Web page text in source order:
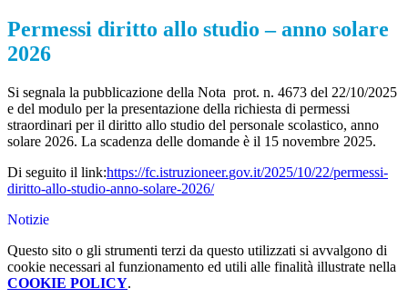
Permessi diritto allo studio – anno solare
2026
Si segnala la pubblicazione della Nota prot. n. 4673 del 22/10/2025
e del modulo per la presentazione della richiesta di permessi
straordinari per il diritto allo studio del personale scolastico, anno
solare 2026. La scadenza delle domande è il 15 novembre 2025.
Di seguito il link:https://fc.istruzioneer.gov.it/2025/10/22/permessi-
diritto-allo-studio-anno-solare-2026/
Notizie
Questo sito o gli strumenti terzi da questo utilizzati si avvalgono di
cookie necessari al funzionamento ed utili alle finalità illustrate nella
COOKIE POLICY.